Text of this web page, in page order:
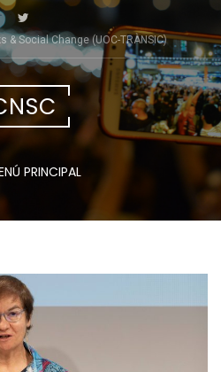
Social Change (UOC-TRÀNSIC)
PRINCIPAL